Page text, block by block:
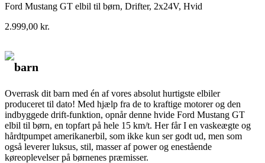
Ford Mustang GT elbil til børn, Drifter, 2x24V, Hvid
2.999,00 kr.
barn
Overrask dit barn med én af vores absolut hurtigste elbiler
produceret til dato! Med hjælp fra de to kraftige motorer og den
indbyggede drift-funktion, opnår denne hvide Ford Mustang GT
elbil til børn, en topfart på hele 15 km/t. Her får I en vaskeægte og
hårdtpumpet amerikanerbil, som ikke kun ser godt ud, men som
også leverer luksus, stil, masser af power og enestående
køreoplevelser på børnenes præmisser.